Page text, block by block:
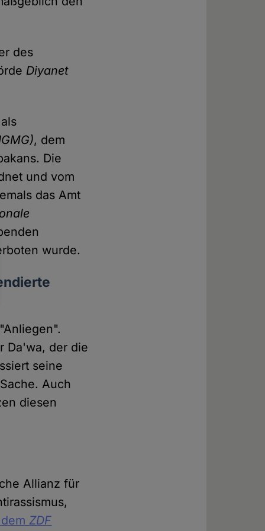
des
Diyanet
, dem
Die
und vom
das Amt
wurde.
Da'wa, der die
seine
Auch
diesen
Allianz für
demZDF